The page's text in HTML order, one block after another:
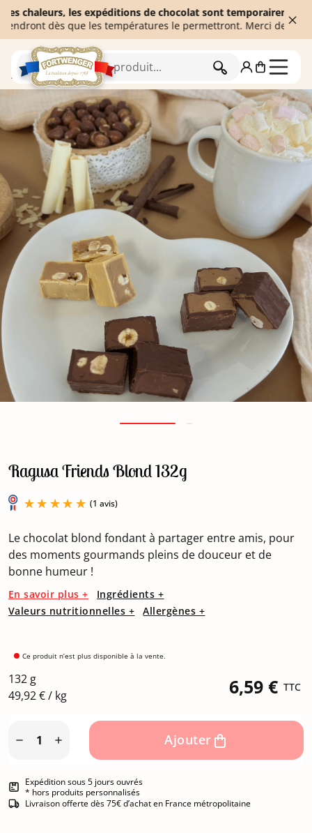
les expéditions de chocolat sont temporairement
dès que les températures le permettront. Merci de votre
RECHERCHER
Accueil Chocolaterie
Ragusa Friends Blond 132g
(1 avis)
Le chocolat blond fondant à partager entre amis, pour
des moments gourmands pleins de douceur et de
bonne humeur !
En savoir plus +
Ingrédients +
Valeurs nutritionnelles +
Allergènes +
Ce produit n’est plus disponible à la vente.
132 g
49,92 € / kg
6,59 € TTC
  Ajouter
Expédition sous 5 jours ouvrés
* hors produits personnalisés
Livraison offerte dès 75€ d’achat en France métropolitaine